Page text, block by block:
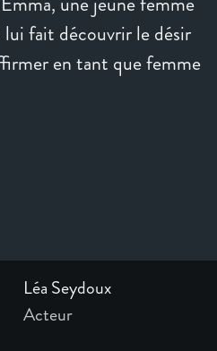
lui fait découvrir le désir
en tant que femme
Léa Seydoux
Acteur